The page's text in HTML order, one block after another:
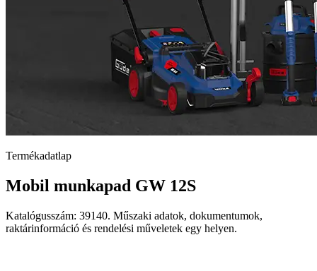
Termékadatlap
Mobil munkapad GW 12S
Katalógusszám: 39140. Műszaki adatok, dokumentumok,
raktárinformáció és rendelési műveletek egy helyen.